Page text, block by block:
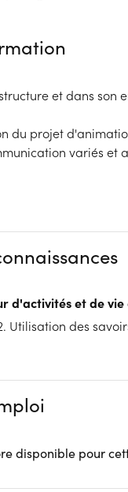
et dans son
du projet
variés et
d'activités et de
Utilisation des
disponible pour